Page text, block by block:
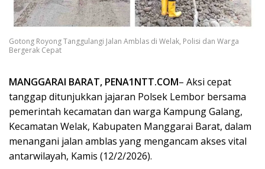
Gotong Royong Tanggulangi Jalan Amblas di Welak, Polisi dan Warga
Bergerak Cepat
MANGGARAI BARAT, PENA1NTT.COM– Aksi cepat
tanggap ditunjukkan jajaran Polsek Lembor bersama
pemerintah kecamatan dan warga Kampung Galang,
Kecamatan Welak, Kabupaten Manggarai Barat, dalam
menangani jalan amblas yang mengancam akses vital
antarwilayah, Kamis (12/2/2026).